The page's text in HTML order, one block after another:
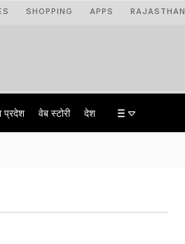
SHOPPING APPS RAJASTHAN
प्रदेश वेब स्टोरी देश